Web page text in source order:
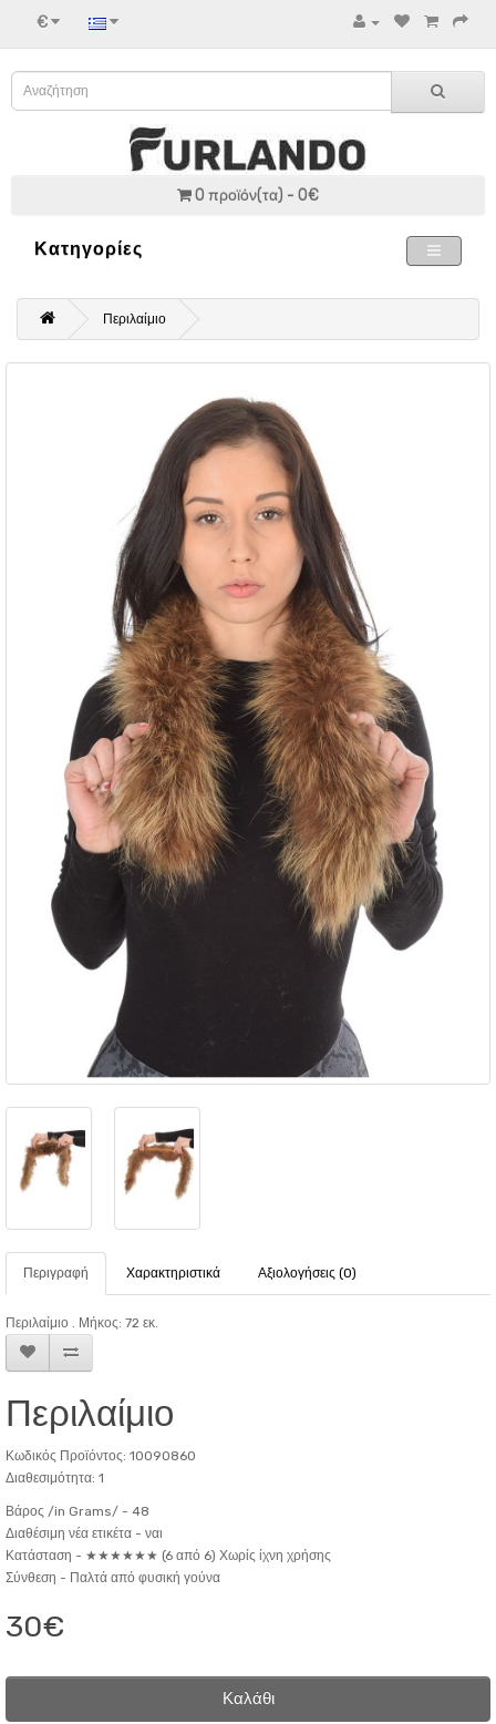
€
0 προϊόν(τα) - 0€
Κατηγορίες
Περιλαίμιο
Περιγραφή Χαρακτηριστικά Αξιολογήσεις (0)
Περιλαίμιο . Μήκος: 72 εκ.
Περιλαίμιο
Κωδικός Προϊόντος: 10090860
Διαθεσιμότητα: 1
Βάρος /in Grams/ - 48
Διαθέσιμη νέα ετικέτα - ναι
Κατάσταση - ★★★★★★ (6 από 6) Χωρίς ίχνη χρήσης
Σύνθεση - Παλτά από φυσική γούνα
30€
Καλάθι